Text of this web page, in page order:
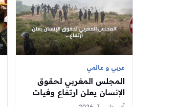
عربي و عالمي
المجلس المغربي لحقوق
الإنسان يعلن ارتفاع وفيات